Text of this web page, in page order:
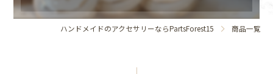
ハンドメイドのアクセサリーならPartsForest15 商品一覧